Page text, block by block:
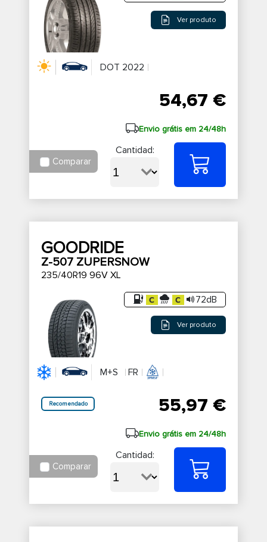
Ver produto
DOT 2022
54,67 €
Envio grátis em 24/48h
Comparar
Cantidad:
GOODRIDE
Z-507 ZUPERSNOW
235/40R19 96V XL
72dB
Ver produto
M+S FR
Recomendado 55,97 €
Envio grátis em 24/48h
Comparar
Cantidad: